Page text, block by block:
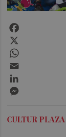
CULTUR PLAZA